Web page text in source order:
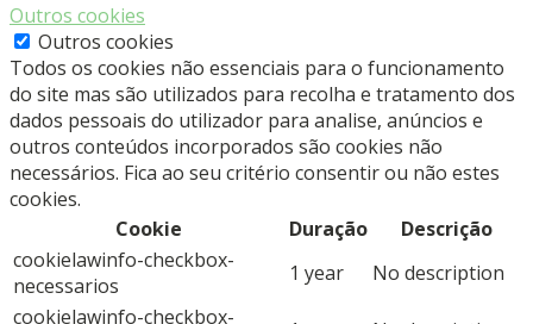
Outros cookies
Outros cookies
Todos os cookies não essenciais para o funcionamento
do site mas são utilizados para recolha e tratamento dos
dados pessoais do utilizador para analise, anúncios e
outros conteúdos incorporados são cookies não
necessários. Fica ao seu critério consentir ou não estes
cookies.
Cookie
Duração
Descrição
cookielawinfo-checkbox-
necessarios
1 year
No description
cookielawinfo-checkbox-